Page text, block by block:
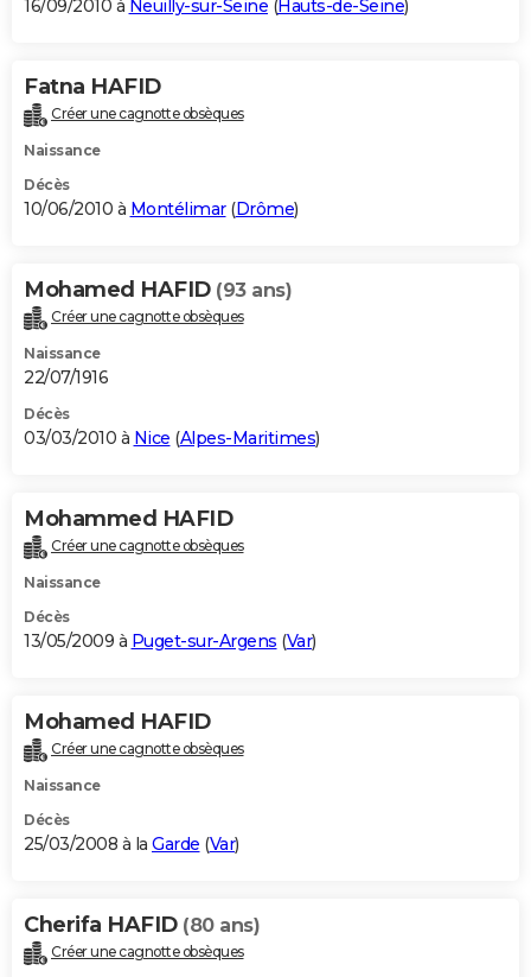
16/09/2010 à Neuilly-sur-Seine (Hauts-de-Seine)
Fatna HAFID
Créer une cagnotte obsèques
Naissance
Décès
10/06/2010 à Montélimar(Drôme)
Mohamed HAFID (93 ans)
Créer une cagnotte obsèques
Naissance
22/07/1916
Décès
03/03/2010 à Nice (Alpes-Maritimes)
Mohammed HAFID
Créer une cagnotte obsèques
Naissance
Décès
13/05/2009 à Puget-sur-Argens (Var)
Mohamed HAFID
Créer une cagnotte obsèques
Naissance
Décès
25/03/2008 à la Garde (Var)
Cherifa HAFID (80 ans)
Créer une cagnotte obsèques